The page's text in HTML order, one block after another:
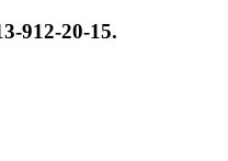
912-20-15.